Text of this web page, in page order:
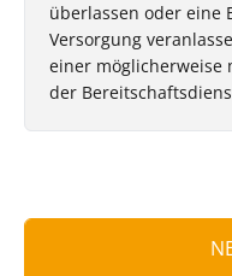
überlassen oder eine
Versorgung
einer möglicherweise
der